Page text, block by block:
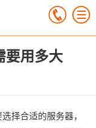
要用多大
择合适的服务器，